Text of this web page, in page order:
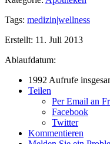
Tags: medizin|wellness
Erstellt: 11. Juli 2013
Ablaufdatum:
1992 Aufrufe
Teilen
Per Email an
Facebook
Twitter
Kommentieren